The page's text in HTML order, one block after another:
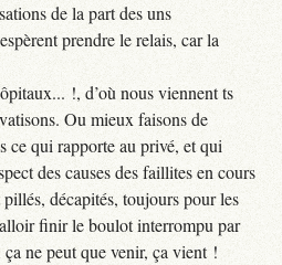
de la part des uns
prendre le relais, car la
!, d’où nous viennent ts
Ou mieux faisons de
ce qui rapporte au privé, et qui
des causes des faillites en cours
décapités, toujours pour les
finir le boulot interrompu par
ne peut que venir, ça vient !